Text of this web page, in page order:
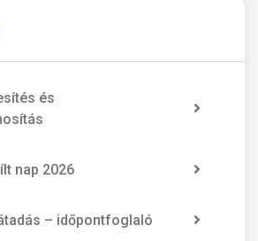
és
nap 2026
– időpontfoglaló